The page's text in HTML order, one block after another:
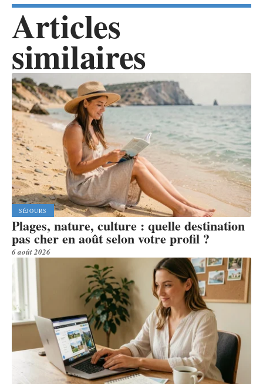
Articles
similaires
SÉJOURS
Plages, nature, culture : quelle destination
pas cher en août selon votre profil ?
6 août 2026